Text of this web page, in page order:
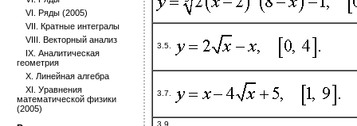
3.5.
3.7.
3.9.
VI. Ряды (2005)
VII. Кратные интегралы
VIII. Векторный анализ
IX. Аналитическая
геометрия
X. Линейная алгебра
XI. Уравнения
математической физики
(2005)